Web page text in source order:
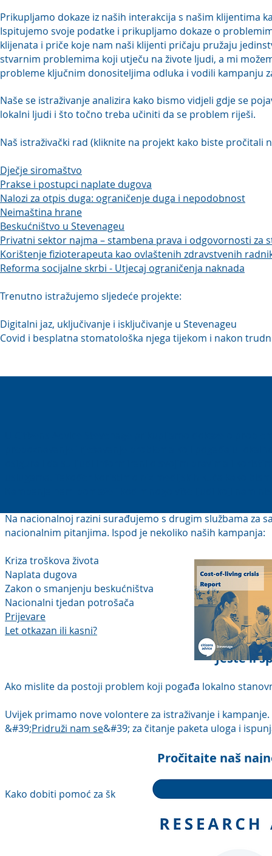
Prikupljamo dokaze iz naših interakcija s našim
Ispitujemo svoje podatke i prikupljamo dokaze o
klijenata i priče koje nam naši klijenti pričaju pružaju
stvarnim problemima koji utječu na živote ljudi, a mi
probleme ključnim donositeljima odluka i vodili kampanju
Naše se istraživanje analizira kako bismo vidjeli gdje se
lokalni ljudi i što točno treba učiniti da se problem riješi.
Naš istraživački rad (kliknite na projekt kako biste pročitali
Dječje siromaštvo
Prakse i postupci naplate dugova
Nalozi za otpis duga: ograničenje duga i nepodobnost
Neimaština hrane
Beskućništvo u Stevenageu
Privatni sektor najma – stambena prava i odgovornosti za
Korištenje fizioterapeuta kao ovlaštenih zdravstvenih
Reforma socijalne skrbi - Utjecaj ograničenja naknada
Trenutno istražujemo sljedeće projekte:
Digitalni jaz, uključivanje i isključivanje u Stevenageu
Covid i besplatna stomatološka njega tijekom i nakon
Na nacionalnoj razini surađujemo s drugim službama za
nacionalnim pitanjima. Ispod je nekoliko naših kampanja:
Kriza troškova života
Naplata dugova
Zakon o smanjenju beskućništva
Nacionalni tjedan potrošača
Prijevare
Let otkazan ili kasni?
Jeste li
Ako mislite da postoji problem koji pogađa lokalno
Uvijek primamo nove volontere za istraživanje i
&#39;Pridruži nam se&#39; za čitanje paketa uloga i
Pročitajte naš
Kako dobiti pomoć za školske troškove | 8. kolovoza
Pročitajte naše